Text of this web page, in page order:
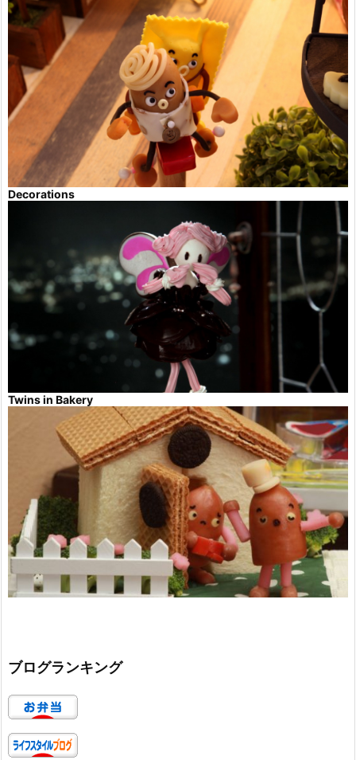
Decorations
Twins in Bakery
ブログランキング